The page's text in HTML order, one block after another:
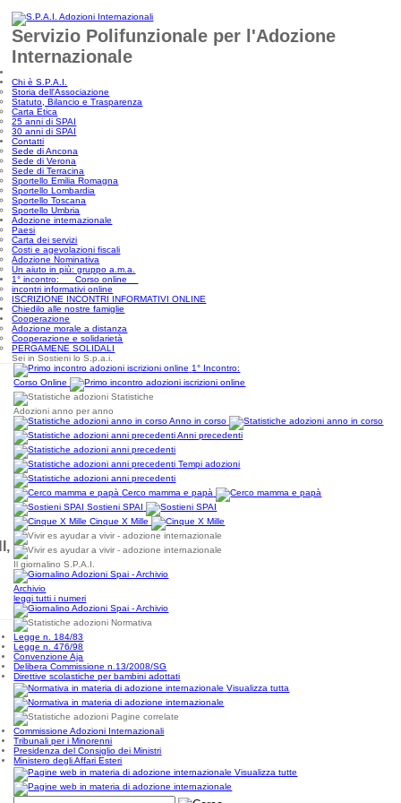
Servizio Polifunzionale per l'Adozione
Internazionale
Chi è S.P.A.I.
Storia dell'Associazione
Statuto, Bilancio e Trasparenza
Carta Etica
25 anni di SPAI
30 anni di SPAI
Contatti
Sede di Ancona
Sede di Verona
Sede di Terracina
Sportello Emilia Romagna
Sportello Lombardia
Sportello Toscana
Sportello Umbria
Adozione internazionale
Paesi
Carta dei servizi
Costi e agevolazioni fiscali
Adozione Nominativa
Un aiuto in più: gruppo a.m.a.
1° incontro: Corso online
incontri informativi online
ISCRIZIONE INCONTRI INFORMATIVI ONLINE
Chiedilo alle nostre famiglie
Cooperazione
Adozione morale a distanza
Cooperazione e solidarietà
PERGAMENE SOLIDALI
Sei in Sostieni lo S.p.a.i.
1° Incontro:
Corso Online
Statistiche
Adozioni anno per anno
Anno in corso
Anni precedenti
Tempi adozioni
Cerco mamma e papà
Sostieni SPAI
Cinque X Mille
Il giornalino S.P.A.I.
Archivio
leggi tutti i numeri
Normativa
Legge n. 184/83
Legge n. 476/98
Convenzione Aja
Delibera Commissione n.13/2008/SG
Direttive scolastiche per bambini adottati
Visualizza tutta
Pagine correlate
Commissione Adozioni Internazionali
Tribunali per i Minorenni
Presidenza del Consiglio dei Ministri
Ministero degli Affari Esteri
Visualizza tutte